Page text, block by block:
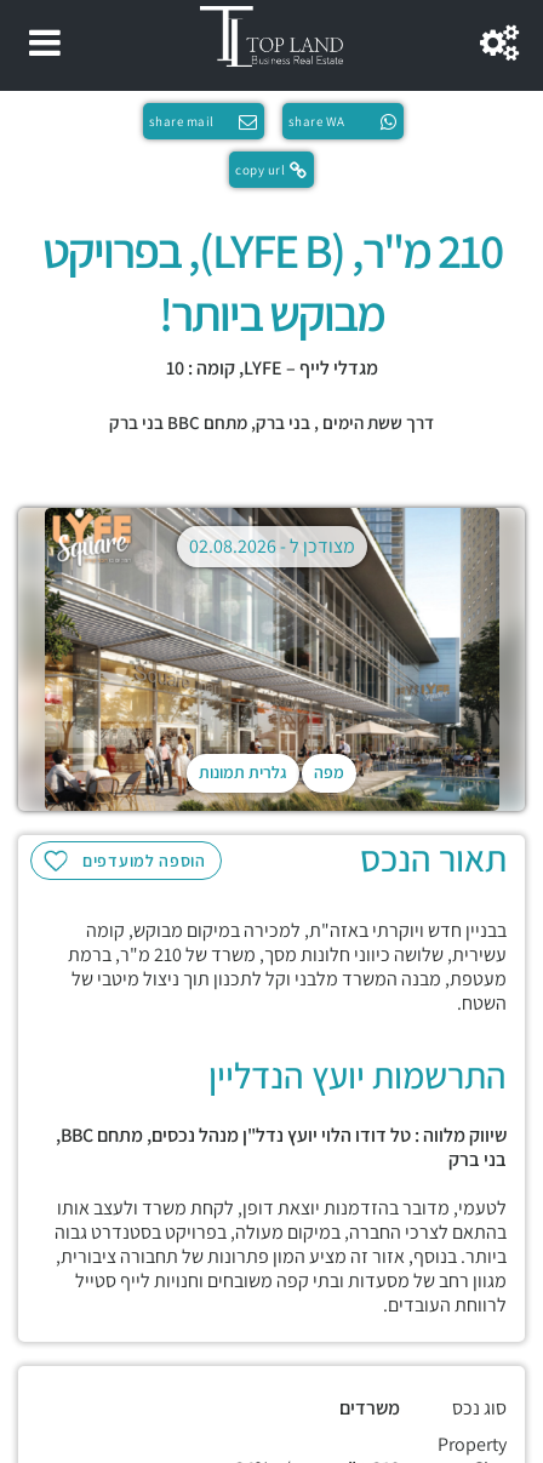
share WA
share mail
copy url
210 מ"ר, (LYFE B), בפרויקט
מבוקש ביותר!
מגדלי לייף – LYFE, קומה : 10
דרך ששת הימים , בני ברק, מתחם BBC בני ברק
מפה גלרית תמונות
מצודכן ל -02.08.2026
הוספה למועדפים תאור הנכס
בבניין חדש ויוקרתי באזה"ת, למכירה במיקום מבוקש, קומה
עשירית, שלושה כיווני חלונות מסך, משרד של 210 מ"ר, ברמת
מעטפת, מבנה המשרד מלבני וקל לתכנון תוך ניצול מיטבי של
השטח.
התרשמות יועץ הנדליין
שיווק מלווה : טל דודו הלוי יועץ נדל"ן מנהל נכסים, מתחם
בני ברק
לטעמי, מדובר בהזדמנות יוצאת דופן, לקחת משרד ולעצב אותו
בהתאם לצרכי החברה, במיקום מעולה, בפרויקט בסטנדרט גבוה
ביותר. בנוסף, אזור זה מציע המון פתרונות של תחבורה ציבורית,
מגוון רחב של מסעדות ובתי קפה משובחים וחנויות לייף סטייל
לרווחת העובדים.
סוג נכס
משרדים
Property